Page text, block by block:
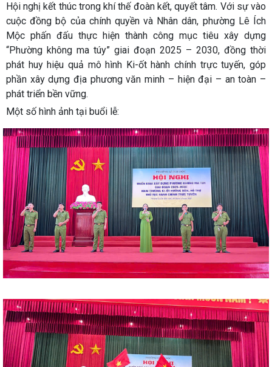
Hội nghị kết thúc trong khí thế đoàn kết, quyết tâm. Với sự vào
cuộc đồng bộ của chính quyền và Nhân dân, phường Lê Ích
Mộc phấn đấu thực hiện thành công mục tiêu xây dựng
“Phường không ma túy” giai đoạn 2025 – 2030, đồng thời
phát huy hiệu quả mô hình Ki-ốt hành chính trực tuyến, góp
phần xây dựng địa phương văn minh – hiện đại – an toàn –
phát triển bền vững.
Một số hình ảnh tại buổi lễ: